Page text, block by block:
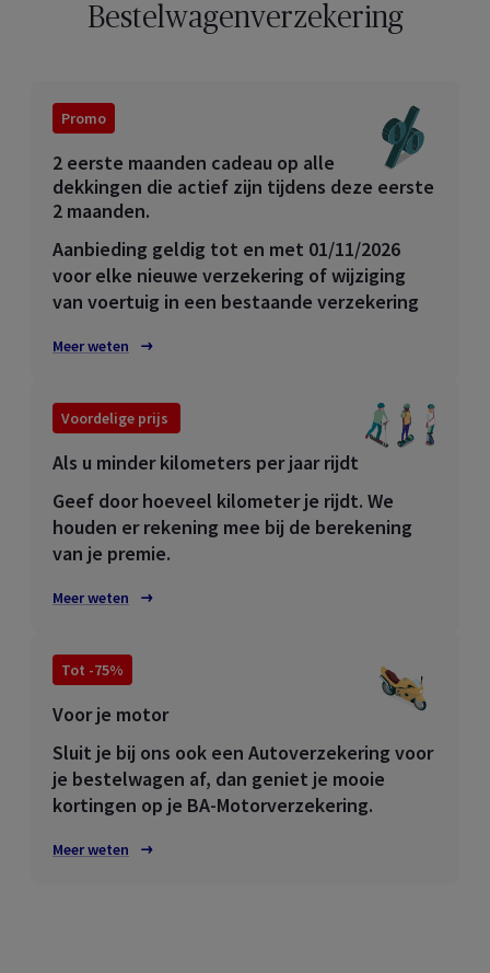
Bestelwagenverzekering​
Promo
2 eerste maanden cadeau​ op alle
dekkingen die actief zijn tijdens deze eerste
2 maanden.
Aanbieding geldig tot en met 01/11/2026
voor elke nieuwe verzekering of wijziging
van voertuig in een bestaande verzekering
Meer weten
Voordelige prijs
Als u minder kilometers per jaar rijdt
Geef door hoeveel kilometer je rijdt. We
houden er rekening mee bij de berekening
van je premie.
Meer weten
Tot -75%
Voor je motor
Sluit je bij ons ook een Autoverzekering voor
je bestelwagen af, dan geniet je mooie
kortingen op je BA-Motorverzekering.
Meer weten